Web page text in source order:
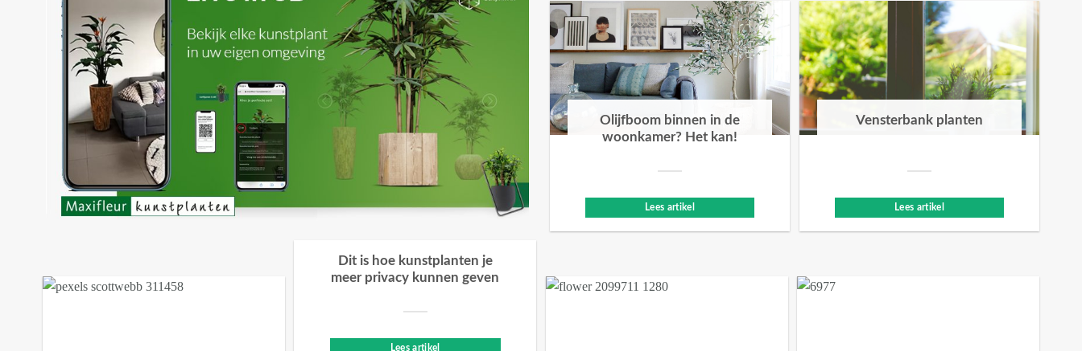
Olijfboom binnen in de
woonkamer? Het kan!
Lees artikel
Vensterbank planten
Lees artikel
Dit is hoe kunstplanten je
meer privacy kunnen geven
Lees artikel